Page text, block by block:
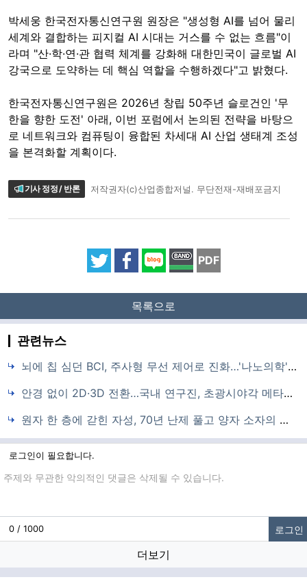
박세웅 한국전자통신연구원 원장은 "생성형 AI를 넘어 물리
세계와 결합하는 피지컬 AI 시대는 거스를 수 없는 흐름"이
라며 "산·학·연·관 협력 체계를 강화해 대한민국이 글로벌 AI
강국으로 도약하는 데 핵심 역할을 수행하겠다"고 밝혔다.
한국전자통신연구원은 2026년 창립 50주년 슬로건인 '무
한을 향한 도전' 아래, 이번 포럼에서 논의된 전략을 바탕으
로 네트워크와 컴퓨팅이 융합된 차세대 AI 산업 생태계 조성
을 본격화할 계획이다.
기사 정정 / 반론 저작권자(c)산업종합저널. 무단전재-재배포금지
PDF
목록으로
관련뉴스
뇌에 칩 심던 BCI, 주사형 무선 제어로 진화…'나노의학' 천진우 교수 최고과학기술인상
안경 없이 2D·3D 전환…국내 연구진, 초광시야각 메타렌즈 디스플레이 세계 첫 구현
원자 한 층에 갇힌 자성, 70년 난제 풀고 양자 소자의 새 길을 열다
로그인이 필요합니다.
글입력
0 / 1000 로그인
더보기